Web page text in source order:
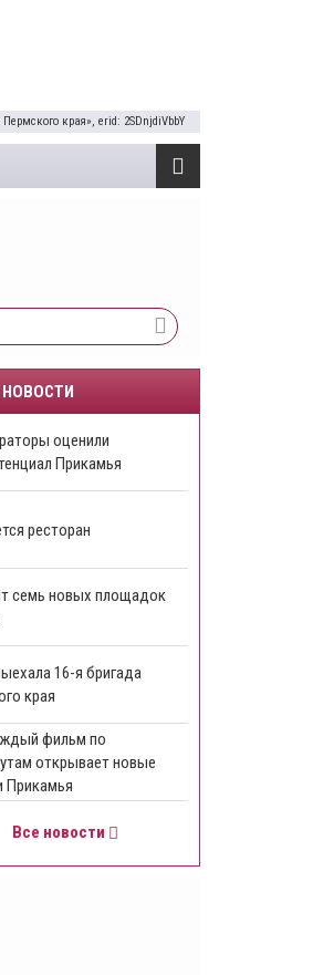
края», erid: 2SDnjdiVbbY
оценили
Прикамья
ресторан
семь новых площадок
16-я бригада
края
фильм по
открывает новые
Прикамья
Все новости